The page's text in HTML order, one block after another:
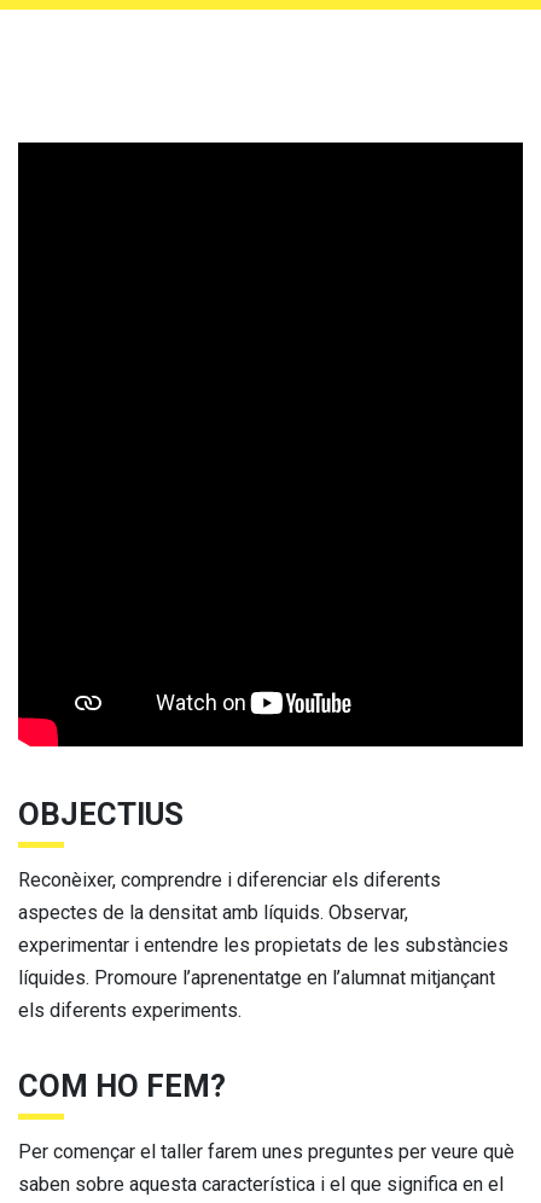
OBJECTIUS
Reconèixer, comprendre i diferenciar els diferents
aspectes de la densitat amb líquids.‏‏‎‎ Observar,
experimentar i entendre les propietats de les substàncies
líquides. Promoure l’aprenentatge en l’alumnat mitjançant
els diferents experiments.
COM HO FEM?
Per començar el taller farem unes preguntes per veure què
saben sobre aquesta característica i el que significa en el